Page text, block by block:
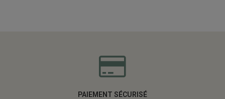
PAIEMENT SÉCURISÉ